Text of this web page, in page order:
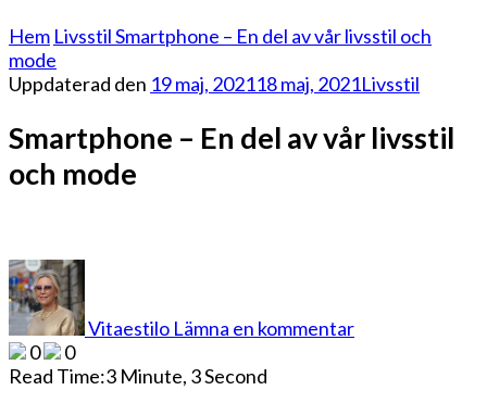
Hem LivsstilSmartphone – En del av vår livsstil och
mode
Uppdaterad den 19 maj, 202118 maj, 2021Livsstil
Smartphone – En del av vår livsstil
och mode
Vitaestilo Lämna en kommentar
En
0
0
Read Time:3 Minute, 3 Second